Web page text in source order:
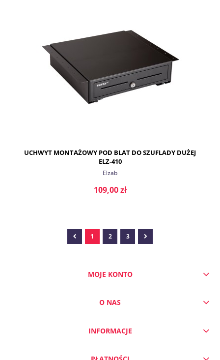
UCHWYT MONTAŻOWY POD BLAT DO SZUFLADY DUŻEJ
ELZ-410
Elzab
109,00 zł
1 2 3
MOJE KONTO
O NAS
INFORMACJE